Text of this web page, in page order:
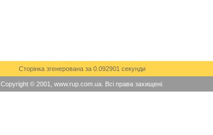
Сторінка згенерована за 0.092901 секунди
Copyright © 2001, www.rup.com.ua. Всі права захищені.